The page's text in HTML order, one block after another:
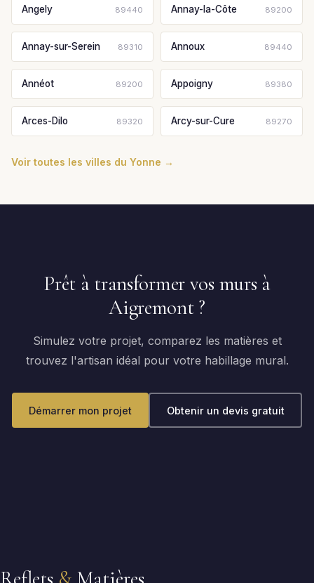
Angely 89440 Annay-la-Côte 89200
Annay-sur-Serein 89310 Annoux 89440
Annéot 89200 Appoigny 89380
Arces-Dilo 89320 Arcy-sur-Cure 89270
Voir toutes les villes du Yonne →
Prêt à transformer vos murs à
Aigremont ?
Simulez votre projet, comparez les matières et
trouvez l'artisan idéal pour votre habillage mural.
Démarrer mon projet Obtenir un devis gratuit